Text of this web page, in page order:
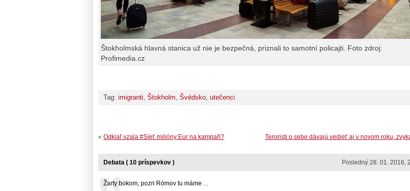
Štokholmská hlavná stanica už nie je bezpečná, priznali to samotní policajti. Foto zdroj:
Profimedia.cz
Tag: imigranti, Štokholm, Švédsko, utečenci
Teroristi o sebe dávajú vedieť aj v novom roku,
« Odkiaľ vzala #Sieť milióny Eur na kampaň?
Posledný 28. 01. 2016,
Debata ( 10 príspevkov )
Žarty bokom, pozri Rómov tu máme ...